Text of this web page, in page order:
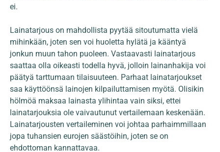
ei.
Lainatarjous on mahdollista pyytää sitoutumatta vielä
mihinkään, joten sen voi huoletta hylätä ja kääntyä
jonkun muun tahon puoleen. Vastaavasti lainatarjous
saattaa olla oikeasti todella hyvä, jolloin lainanhakija voi
päätyä tarttumaan tilaisuuteen. Parhaat lainatarjoukset
saa käyttöönsä lainojen kilpailuttamisen myötä. Olisikin
hölmöä maksaa lainasta ylihintaa vain siksi, ettei
lainatarjouksia ole vaivautunut vertailemaan keskenään.
Lainatarjousten vertaileminen voi johtaa parhaimmillaan
jopa tuhansien eurojen säästöihin, joten se on
ehdottoman kannattavaa.